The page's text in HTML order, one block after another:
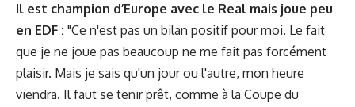
Il est champion d’Europe avec le Real mais joue peu
en EDF : "Ce n'est pas un bilan positif pour moi. Le fait
que je ne joue pas beaucoup ne me fait pas forcément
plaisir. Mais je sais qu'un jour ou l'autre, mon heure
viendra. Il faut se tenir prêt, comme à la Coupe du